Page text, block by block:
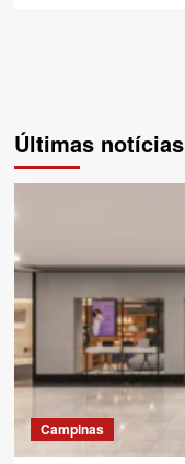
Últimas notícias
Campinas